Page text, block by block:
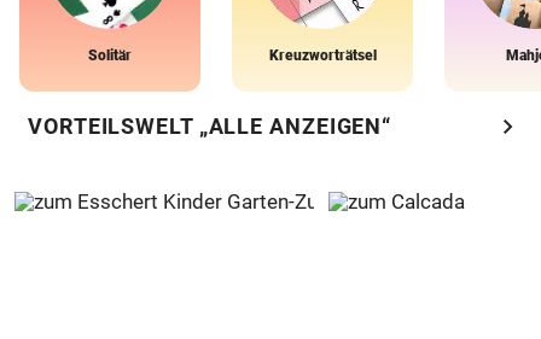
Solitär Kreuzworträtsel
VORTEILSWELT „ALLE ANZEIGEN“ chevron_right